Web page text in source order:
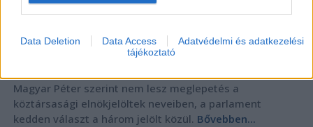
Data Deletion Data Access
Adatvédelmi és adatkezelési
tájékoztató
Magyar Péter szerint nem lesz meglepetés a
köztársasági elnökjelöltek neveiben, a parlament
kedden választ a három jelölt közül. Bővebben...